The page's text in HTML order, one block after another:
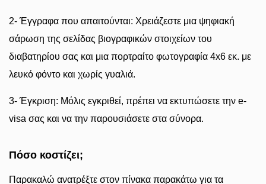
2- Έγγραφα που απαιτούνται: Χρειάζεστε μια ψηφιακή
σάρωση της σελίδας βιογραφικών στοιχείων του
διαβατηρίου σας και μια πορτραίτο φωτογραφία 4x6 εκ. με
λευκό φόντο και χωρίς γυαλιά.
3- Έγκριση: Μόλις εγκριθεί, πρέπει να εκτυπώσετε την e-
visa σας και να την παρουσιάσετε στα σύνορα.
Πόσο κοστίζει;
Παρακαλώ ανατρέξτε στον πίνακα παρακάτω για τα